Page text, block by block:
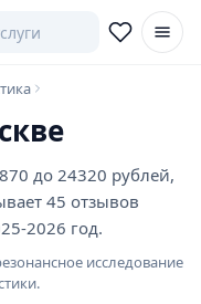
до 24320 рублей,
45 отзывов
2026 год.
исследование